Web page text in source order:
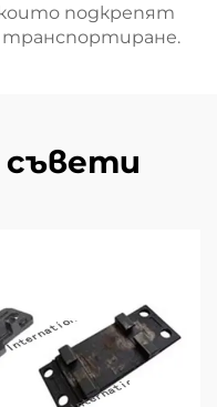
подкрепят
транспортиране.